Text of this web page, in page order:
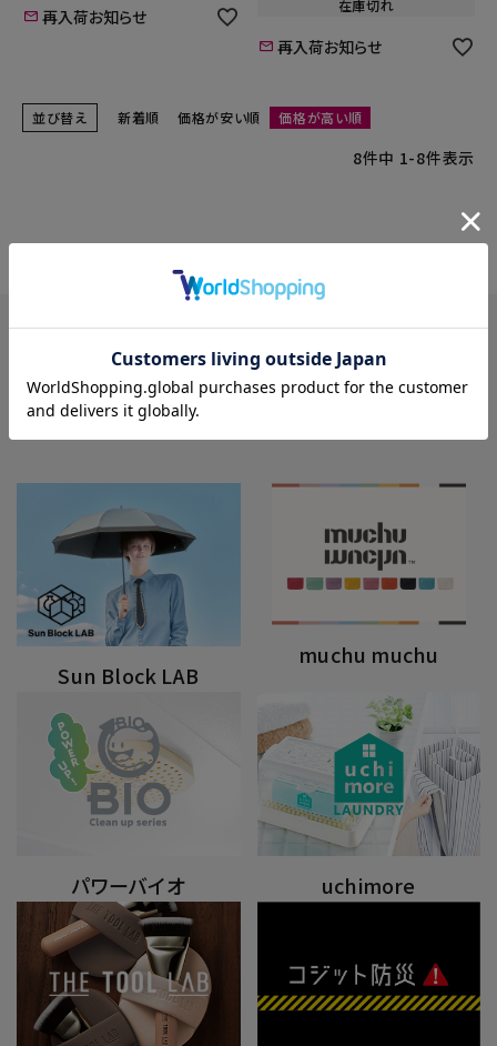
再入荷お知らせ
在庫切れ
再入荷お知らせ
並び替え 新着順 価格が安い順 価格が高い順
8件中 1-8件表示
brand
Sun Block LAB
muchu muchu
パワーバイオ uchimore